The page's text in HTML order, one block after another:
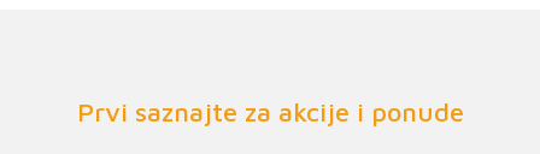
Prvi saznajte za akcije i ponude